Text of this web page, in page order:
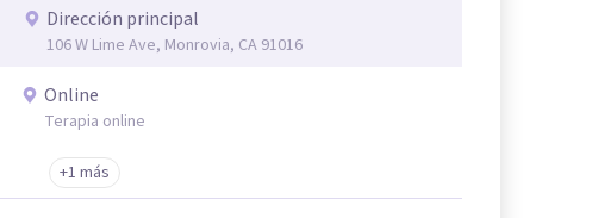
Dirección principal
106 W Lime Ave, Monrovia, CA 91016
Online
Terapia online
+1 más